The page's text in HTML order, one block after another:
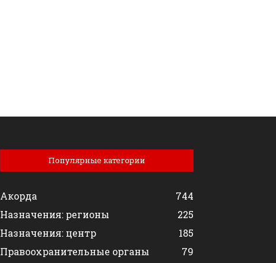
Популярные категории
Акорда
744
Назначения: регионы
225
Назначения: центр
185
Правоохранительные органы
79